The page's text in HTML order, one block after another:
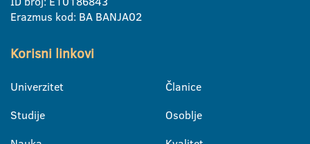
Erazmus kod: BA BANJA02
Korisni linkovi
Univerzitet
Studije
Članice
Osoblje